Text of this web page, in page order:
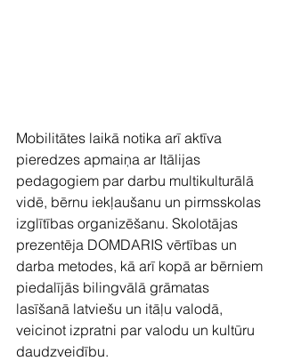
Mobilitātes laikā notika arī aktīva
pieredzes apmaiņa ar Itālijas
pedagogiem par darbu multikulturālā
vidē, bērnu iekļaušanu un pirmsskolas
izglītības organizēšanu. Skolotājas
prezentēja DOMDARIS vērtības un
darba metodes, kā arī kopā ar bērniem
piedalījās bilingvālā grāmatas
lasīšanā latviešu un itāļu valodā,
veicinot izpratni par valodu un kultūru
daudzveidību.